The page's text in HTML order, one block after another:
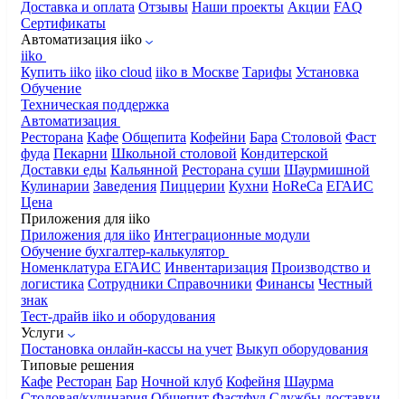
Доставка и оплата Отзывы Наши проекты Акции FAQ
Сертификаты
Автоматизация iiko
iiko
Купить iiko iiko cloud iiko в Москве Тарифы Установка
Обучение
Техническая поддержка
Автоматизация
Ресторана Кафе Общепита Кофейни Бара Столовой Фаст
фуда Пекарни Школьной столовой Кондитерской
Доставки еды Кальянной Ресторана суши Шаурмишной
Кулинарии Заведения Пиццерии Кухни HoReCa ЕГАИС
Цена
Приложения для iiko
Приложения для iiko Интеграционные модули
Обучение бухгалтер-калькулятор
Номенклатура ЕГАИС Инвентаризация Производство и
логистика Сотрудники Справочники Финансы Честный
знак
Тест-драйв iiko и оборудования
Услуги
Постановка онлайн-кассы на учет Выкуп оборудования
Типовые решения
Кафе Ресторан Бар Ночной клуб Кофейня Шаурма